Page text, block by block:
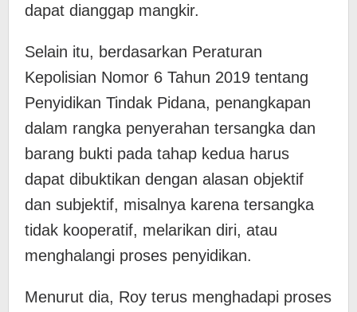
dapat dianggap mangkir.
Selain itu, berdasarkan Peraturan
Kepolisian Nomor 6 Tahun 2019 tentang
Penyidikan Tindak Pidana, penangkapan
dalam rangka penyerahan tersangka dan
barang bukti pada tahap kedua harus
dapat dibuktikan dengan alasan objektif
dan subjektif, misalnya karena tersangka
tidak kooperatif, melarikan diri, atau
menghalangi proses penyidikan.
Menurut dia, Roy terus menghadapi proses